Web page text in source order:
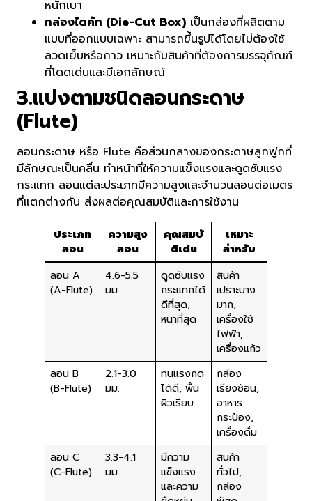
หนักเบา
กล่องไดคัท (Die-Cut Box) เป็นกล่องที่ผลิตตาม
แบบที่ออกแบบเฉพาะ สามารถขึ้นรูปได้โดยไม่ต้องใช้
ลวดเย็บหรือกาว เหมาะกับสินค้าที่ต้องการบรรจุภัณฑ์
ที่โดดเด่นและมีเอกลักษณ์
3.แบ่งตามชนิดลอนกระดาษ
(Flute)
ลอนกระดาษ หรือ Flute คือส่วนกลางของกระดาษลูกฟูกที่
มีลักษณะเป็นคลื่น ทำหน้าที่ให้ความแข็งแรงและดูดซับแรง
กระแทก ลอนแต่ละประเภทมีความสูงและจำนวนลอนต่อเมตร
ที่แตกต่างกัน ส่งผลต่อคุณสมบัติและการใช้งาน
ประเภท
ลอน
ความสูง
ลอน
คุณสมบั
ติเด่น
เหมาะ
สำหรับ
ลอน A
(A-Flute)
4.6-5.5
มม.
ดูดซับแรง
กระแทกได้
ดีที่สุด,
หนาที่สุด
สินค้า
เปราะบาง
มาก,
เครื่องใช้
ไฟฟ้า,
เครื่องแก้ว
ลอน B
(B-Flute)
2.1-3.0
มม.
ทนแรงกด
ได้ดี, พื้น
ผิวเรียบ
กล่อง
เรียงซ้อน,
อาหาร
กระป๋อง,
เครื่องดื่ม
ลอน C
(C-Flute)
3.3-4.1
มม.
มีความ
แข็งแรง
และความ
สินค้า
ทั่วไป,
กล่อง